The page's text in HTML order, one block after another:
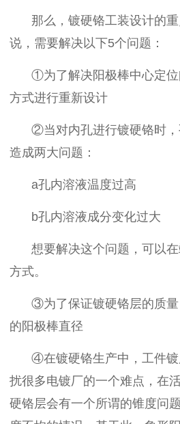
那么， 镀硬铬工装设计的
说，需要解决以下5个问题 ：
①为了解决阳极棒中心定
方式进行重新设计
②当对内孔进行镀硬铬时 ，
造成两大问题：
a孔内溶液温度过高
b孔内溶液成分变化过大
想要解决这个问题，可以在
方式。
③为了保证镀硬铬层的质量
的阳极棒直径
④在镀硬铬生产中，工件镀
扰很多电镀厂的一个难点，在
硬铬层会有一个所谓的锥度问题